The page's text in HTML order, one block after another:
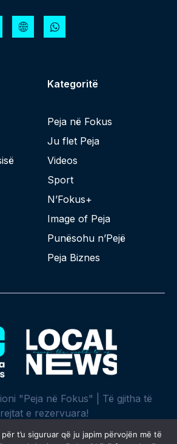
Kategoritë
Peja në Fokus
Ju flet Peja
Videos
Sport
N’Fokus+
Image of Peja
Punësohu n’Pejë
Peja Biznes
"Peja në Fokus" | Të gjitha të
e rezervuara!
t’u siguruar që ju japim përvojën më të